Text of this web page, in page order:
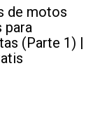
de motos
para
(Parte 1) |